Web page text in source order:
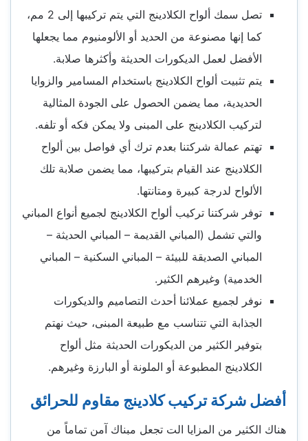
تصل سمك ألواح الكلادينج التي يتم تركيبها إلى 2 مم،
كما إنها مصنوعة من الحديد أو الألومنيوم مما يجعلها
الأفضل لعمل الديكورات الحديثة وأكثرها صلابة.
يتم تثبيت ألواح الكلادينج باستخدام المسامير والزوايا
الحديدية، مما يضمن الحصول على الجودة المثالية
لتركيب الكلادينج على المبنى ولا يمكن فكه أو تلفه.
تهتم عمالة شركتنا بعدم ترك أي فواصل بين ألواح
الكلادينج عند القيام بتركيبها، مما يضمن صلابة تلك
الألواح لدرجة كبيرة ومتانتها.
توفر شركتنا تركيب ألواح الكلادينج لجميع أنواع المباني
والتي تشمل (المباني القديمة – المباني الحديثة –
المباني الصديقة للبيئة – المباني السكنية – المباني
الخدمية) وغيرهم الكثير.
نوفر لجميع عملائنا أحدث التصاميم والديكورات
الجذابة التي تتناسب مع طبيعة المبنى، حيث نهتم
بتوفير الكثير من الديكورات الحديثة مثل ألواح
الكلادينج المطبوعة أو الملونة أو البارزة وغيرهم.
أفضل شركة تركيب كلادينج مقاوم للحرائق
هناك الكثير من المزايا الت تجعل مبناك آمن تماماً من